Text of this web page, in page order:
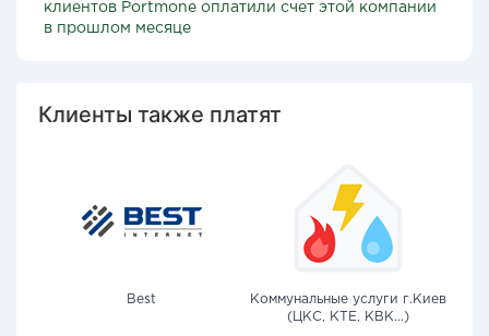
клиентов Portmone оплатили счет этой компании
в прошлом месяце
Клиенты также платят
Best
Коммунальные услуги г.Киев
(ЦКС, КТЕ, КВК...)